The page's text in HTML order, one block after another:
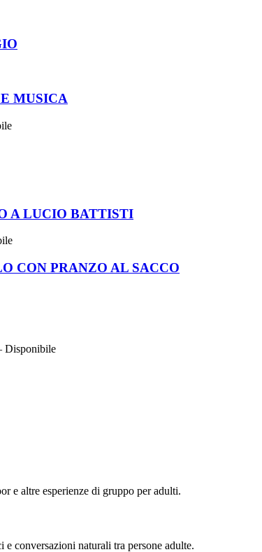
MUSICA
A LUCIO BATTISTI
CON PRANZO AL SACCO
e altre esperienze di gruppo per adulti.
conversazioni naturali tra persone adulte.